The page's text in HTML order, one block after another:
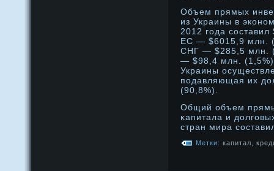
Объем прямых
из Украины в
2012 года
ЕС — $6015,9 млн.
СНГ — $285,5 млн.
— $98,4 млн.
Украины
подавляющая их
(90,8%).
Общий объем
κапитала и
стран мира
Метки: капитал